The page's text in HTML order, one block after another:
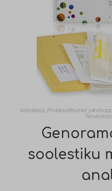
Kehakaal, Probiootikumid,
soolestiku